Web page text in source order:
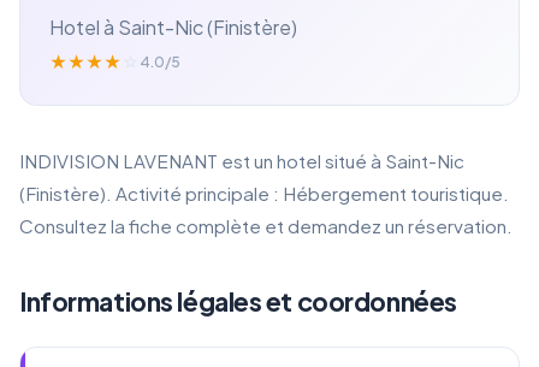
Hotel à Saint-Nic (Finistère)
★★★★ 4.0/5
INDIVISION LAVENANT est un hotel situé à Saint-Nic
(Finistère). Activité principale : Hébergement touristique.
Consultez la fiche complète et demandez un réservation.
Informations légales et coordonnées